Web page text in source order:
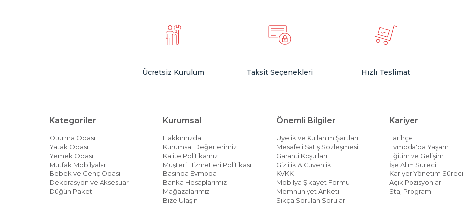
Ücretsiz Kurulum Taksit Seçenekleri Hızlı Teslimat
Kategoriler
Oturma Odası
Yatak Odası
Yemek Odası
Mutfak Mobilyaları
Bebek ve Genç Odası
Dekorasyon ve Aksesuar
Düğün Paketi
Kurumsal
Hakkımızda
Kurumsal Değerlerimiz
Kalite Politikamız
Müşteri Hizmetleri Politikası
Basında Evmoda
Banka Hesaplarımız
Mağazalarımız
Bize Ulaşın
Önemli Bilgiler
Üyelik ve Kullanım Şartları
Mesafeli Satış Sözleşmesi
Garanti Koşulları
Gizlilik & Güvenlik
KVKK
Mobilya Şikayet Formu
Memnuniyet Anketi
Sıkça Sorulan Sorular
Kariyer
Tarihçe
Evmoda'da Yaşam
Eğitim ve Gelişim
İşe Alım Süreci
Kariyer Yönetim Süreci
Açık Pozisyonlar
Staj Programı